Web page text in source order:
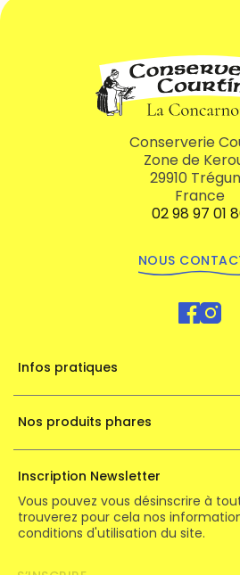
Conserverie
Zone de
29910
France
02 98 97 01
NOUS
Infos pratiques
Nos produits phares
Inscription Newsletter
Vous pouvez vous désinscrire à
trouverez pour cela nos
conditions d'utilisation du site.